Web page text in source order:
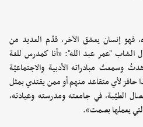
إنسان يعشق الآخر، قدّم العديد من
الشاب "عمر عبد الله": «أنا كمدرس للغة
وسمعتُ مبادراته الأدبية والاجتماعيّة
حافز لأي متقاعد منهم أو ممن يقتدي بمثل
الطيّبة، في جامعته ومدرسته وعيادته،
يعملها بصمت».